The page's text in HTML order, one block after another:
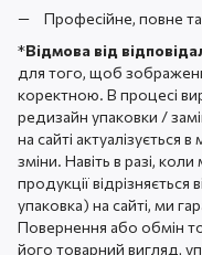
Професійне, повне
*Відмова від
для того, щоб
коректною. В процесі
редизайн упаковки /
на сайті актуалізується
зміни. Навіть в разі,
продукції
упаковка) на сайті, ми
Повернення або обмін
його товарний вигляд,